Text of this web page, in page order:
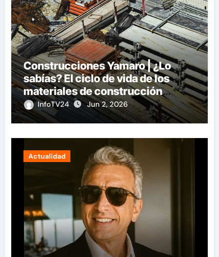
Construcciones Yamaro | ¿Lo
sabías? El ciclo de vida de los
materiales de construcción
revoluciona eficiencia en
proyectos modernos
InfoTV24 Jun 2, 2026
Actualidad